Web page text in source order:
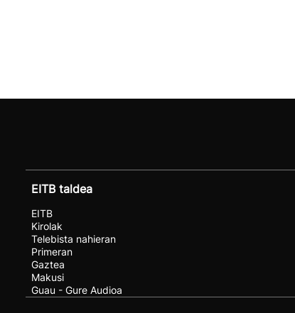
EITB taldea
EITB
Kirolak
Telebista nahieran
Primeran
Gaztea
Makusi
Guau - Gure Audioa